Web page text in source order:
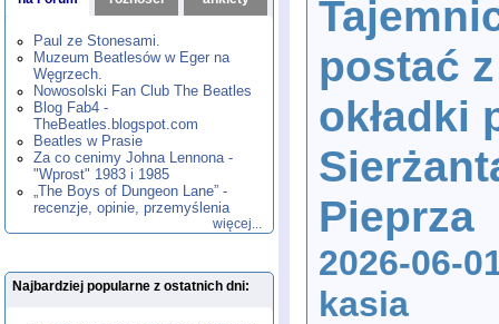
,1982,1983 ,1984,
1985, 1986,1987,1988
1990,1991 ,1992,1993 ,1994,
1995,1996, 1999
2000,2001,2002 ,2003,2004,
2005,2006, 2007
2010,2011,2012,2013,2014
2015,2016, 2017,
2020,2021,2022,2023,2024 ,
2025,2026
Paul ze Stonesami.
Muzeum Beatlesów w Eger na
Węgrzech.
Nowosolski Fan Club The Beatles
Blog Fab4 -
TheBeatles.blogspot.com
Beatles w Prasie
Za co cenimy Johna Lennona -
"Wprost" 1983 i 1985
„The Boys of Dungeon Lane” -
recenzje, opinie, przemyślenia
więcej...
Najbardziej popularne z ostatnich dni:
postać z
okładki
Pieprza
2026-06-
kasia